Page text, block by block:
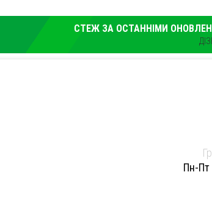
СТЕЖ ЗА ОСТАННІМИ
Пн-Пт